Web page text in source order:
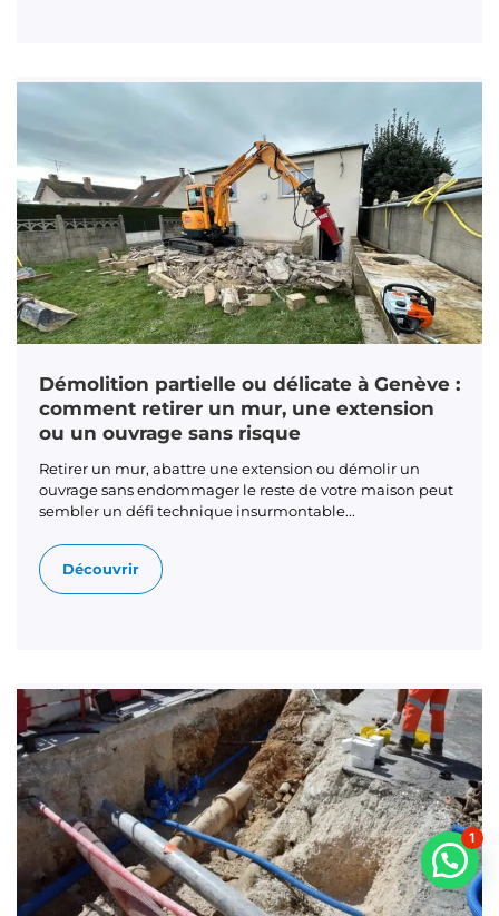
Démolition partielle ou délicate à Genève :
comment retirer un mur, une extension
ou un ouvrage sans risque
Retirer un mur, abattre une extension ou démolir un
ouvrage sans endommager le reste de votre maison peut
sembler un défi technique insurmontable...
Découvrir
1